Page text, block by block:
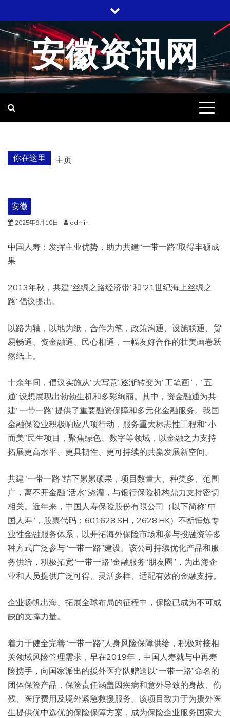
至
内
容
安徽资讯网
你在这里 主页
安徽
2025年9月10日 admin
中国人寿：发挥主业优势，助力共建“一带一路”取得丰硕成
果
2013年秋，共建“丝绸之路经济带”和“21世纪海上丝绸之
路”倡议提出。
以路为轴，以地为纸，合作为笔，政策沟通、设施联通、贸
易畅通、资金融通、民心相通，一幅友好合作的壮美画卷跃
然纸上。
十余年间，倡议实施从“大写意”逐渐转变为“工笔画”，“五
通”设想展现出勃勃生机和多彩绚丽。其中，资金融通为共
建“一带一路”提供了重要融资保障和多元化金融服务。我国
金融保险业积极响应八项行动，服务重大标志性工程和“小
而美”民生项目，聚焦绿色、数字等领域，以金融之力支持
拓展更高水平、更具韧性、更可持续的共赢发展新空间。
共建“一带一路”结下累累硕果，项目数量大、种类多、范围
广，离不开金融“活水”浇灌，与银行保险机构鼎力支持密切
相关。近年来，中国人寿保险股份有限公司（以下简称“中
国人寿”，股票代码：601628.SH，2628.HK）不断锤炼专
业性金融服务体系，以开拓海外保险市场和参与投融资等多
种方式广泛参与“一带一路”建设。该公司持续优化产品和服
务供给，积极拓宽“一带一路”金融服务“朋友圈”，为出海企
业和人员提供广泛可得、灵活多样、适配有效的金融支持。
企业扬帆出海、拓展全球布局的征程中，保险已成为不可或
缺的支撑力量。
着力于健全完善“一带一路”人身风险保障供给，积极对接相
关领域风险管理需求，早在2019年，中国人寿就与中再寿
险携手，向国家派出的援外医疗队赠送以“一带一路”命名的
团体保险产品，保险责任涵盖因疾病和意外导致的身故、伤
残、医疗费用及境外紧急救援服务。该项目致力于为援外医
生提供优中选优的保险保障方案，成为保险企业服务国家大